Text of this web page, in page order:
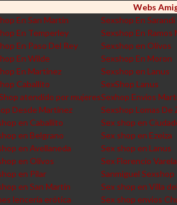
Webs
En San Martin Sexshop En Sarandi
En Temperley Sexshop En Ramos
En Paso Del Rey Sexshop en Olivos
En Wilde Sexshop En Moron
En Martinez Sexshop en Lanus
Caballito SexShop Lanus
atendido por mujeresSexhop Envios
Desde Martinez Sexshop Lomas De
en Caballito Sex shop en
en Belgrano Sex shop en Ezeiza
en Avellaneda Sex shop en Lanus
en Olivos Sex Florencio Varela
en Pilar Sanmiguel Sexshop
en San Martin Sex shop en Villa
lencería erótica Sex shop envios